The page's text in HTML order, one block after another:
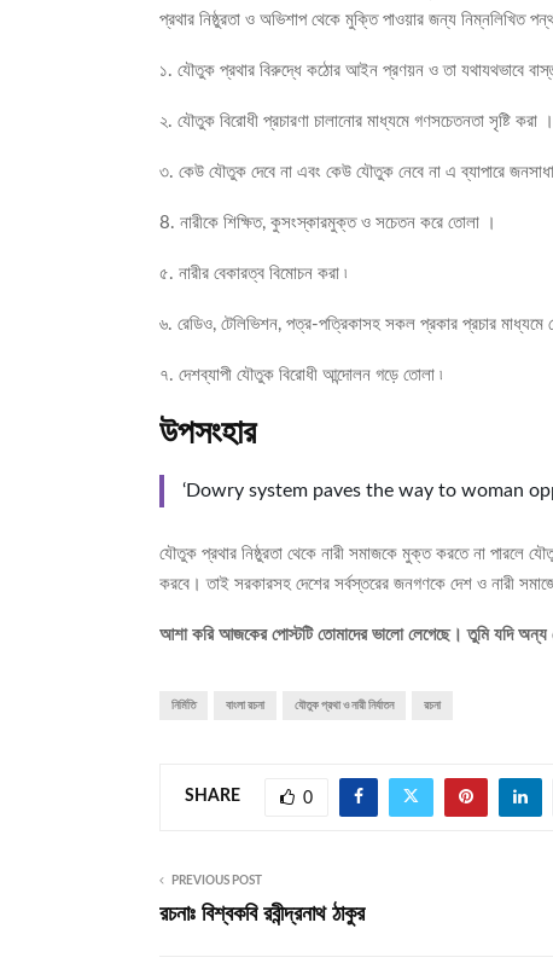
প্রথার নিষ্ঠুরতা ও অভিশাপ থেকে মুক্তি পাওয়ার জন্য নিম্নলিখিত
১. যৌতুক প্রথার বিরুদ্ধে কঠোর আইন প্রণয়ন ও তা যথাযথভাবে
২. যৌতুক বিরোধী প্রচারণা চালানোর মাধ্যমে গণসচেতনতা সৃষ্টি করা ।
৩. কেউ যৌতুক দেবে না এবং কেউ যৌতুক নেবে না এ ব্যাপারে
8. নারীকে শিক্ষিত, কুসংস্কারমুক্ত ও সচেতন করে তোলা ।
৫. নারীর বেকারত্ব বিমোচন করা ৷
৬. রেডিও, টেলিভিশন, পত্র-পত্রিকাসহ সকল প্রকার প্রচার
৭. দেশব্যাপী যৌতুক বিরোধী আন্দোলন গড়ে তোলা ৷
উপসংহার
‘Dowry system paves the way to woman
যৌতুক প্রথার নিষ্ঠুরতা থেকে নারী সমাজকে মুক্ত করতে না পারলে
করবে। তাই সরকারসহ দেশের সর্বস্তরের জনগণকে দেশ ও নারী
আশা করি আজকের পোস্টটি তোমাদের ভালো লেগেছে। তুমি যদি অন্য
নির্মিতি বাংলা রচনা যৌতুক প্রথা ও নারী নির্যাতন রচনা
SHARE 0
PREVIOUS POST
রচনাঃ বিশ্বকবি রবীন্দ্রনাথ ঠাকুর